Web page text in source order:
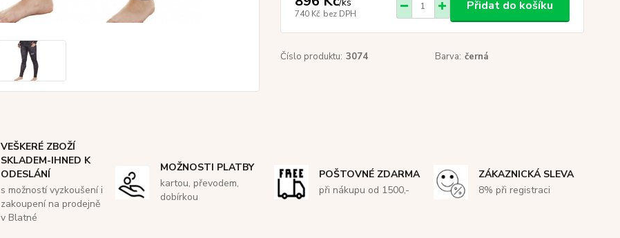
740 Kč bez DPH
Přidat do košíku
Číslo produktu: 3074 Barva: černá
VEŠKERÉ ZBOŽÍ
SKLADEM-IHNED K
ODESLÁNÍ
s možností vyzkoušení i
zakoupení na prodejně
v Blatné
MOŽNOSTI PLATBY
kartou, převodem,
dobírkou
POŠTOVNÉ ZDARMA
při nákupu od 1500,-
ZÁKAZNICKÁ SLEVA
8% při registraci